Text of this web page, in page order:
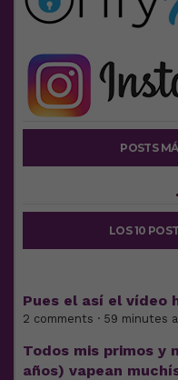
POSTS
LOS 10
Pues el así el vídeo
2 comments · 59 minutes
Todos mis primos y
años) vapean